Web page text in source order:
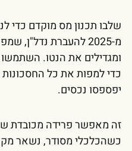
שלבו תכנון מס מוקדם כדי
מ-2025 להעברת
ומגדילים את הנטו.
כדי למפות את כל
יפספסו נכסים.
זה מאפשר פרידה מכובדת
כשהכלכלי מסודר, נשאר